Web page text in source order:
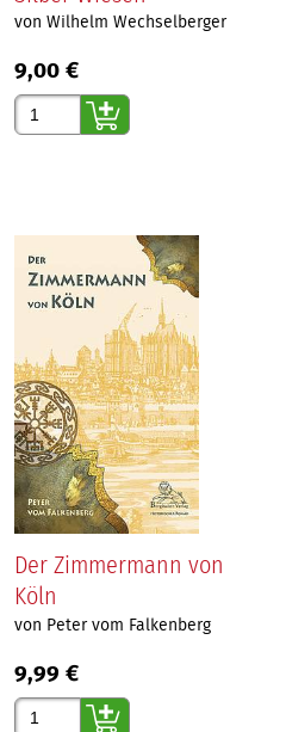
von Wilhelm Wechselberger
9,00 €
Gewünschte Anzahl
Der Zimmermann von
Köln
von Peter vom Falkenberg
9,99 €
Gewünschte Anzahl